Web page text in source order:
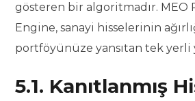
gösteren bir algoritmadır. MEO
Engine, sanayi hisselerinin
portföyünüze yansıtan tek yerli
5.1. Kanıtlanmış